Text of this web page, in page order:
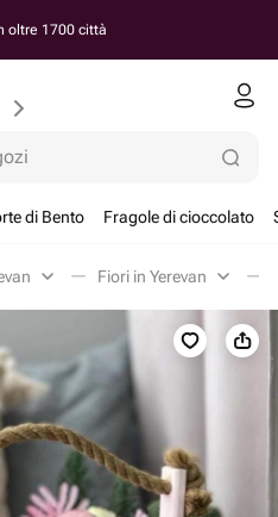
oltre 1700 città
di Bento Fragole di cioccolato
Fiori in Yerevan